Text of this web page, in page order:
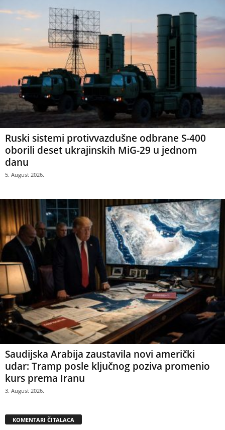
Ruski sistemi protivvazdušne odbrane S-400
oborili deset ukrajinskih MiG-29 u jednom
danu
5. August 2026.
Saudijska Arabija zaustavila novi američki
udar: Tramp posle ključnog poziva promenio
kurs prema Iranu
3. August 2026.
KOMENTARI ČITALACA